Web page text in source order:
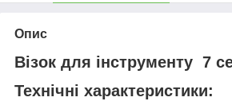
Опис
Візок для інструменту 7
Технічні характеристики: